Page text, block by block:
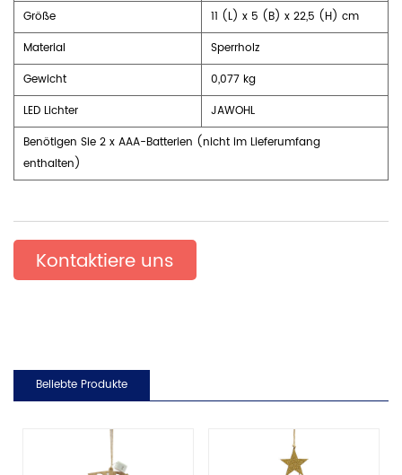
Größe
11 (L) x 5 (B) x 22,5 (H) cm
Material
Sperrholz
Gewicht
0,077 kg
LED Lichter
JAWOHL
Benötigen Sie 2 x AAA-Batterien (nicht im Lieferumfang
enthalten)
Kontaktiere uns
Beliebte Produkte